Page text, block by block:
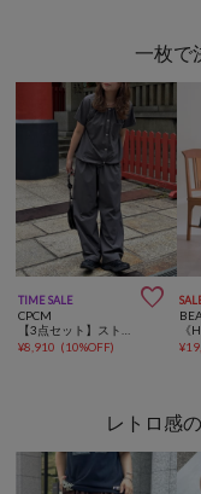
一枚で
TIME SALE 
CPCM
¥8,910 (10%OFF)
¥
レトロ感